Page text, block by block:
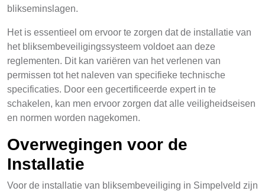
blikseminslagen.
Het is essentieel om ervoor te zorgen dat de installatie van
het bliksembeveiligingssysteem voldoet aan deze
reglementen. Dit kan variëren van het verlenen van
permissen tot het naleven van specifieke technische
specificaties. Door een gecertificeerde expert in te
schakelen, kan men ervoor zorgen dat alle veiligheidseisen
en normen worden nagekomen.
Overwegingen voor de
Installatie
Voor de installatie van bliksembeveiliging in Simpelveld zijn